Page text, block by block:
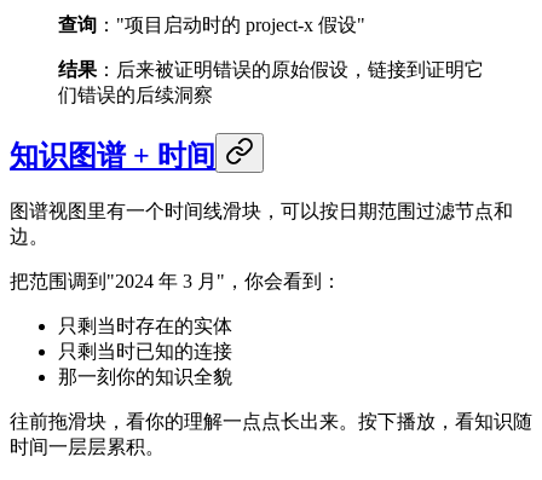
查询 ："项目启动时的 project-x 假设"
结果 ：后来被证明错误的原始假设，链接到证明它
们错误的后续洞察
知识图谱 + 时间
图谱视图里有一个时间线滑块，可以按日期范围过滤节点和
边。
把范围调到"2024 年 3 月"，你会看到：
只剩当时存在的实体
只剩当时已知的连接
那一刻你的知识全貌
往前拖滑块，看你的理解一点点长出来。按下播放，看知识随
时间一层层累积。